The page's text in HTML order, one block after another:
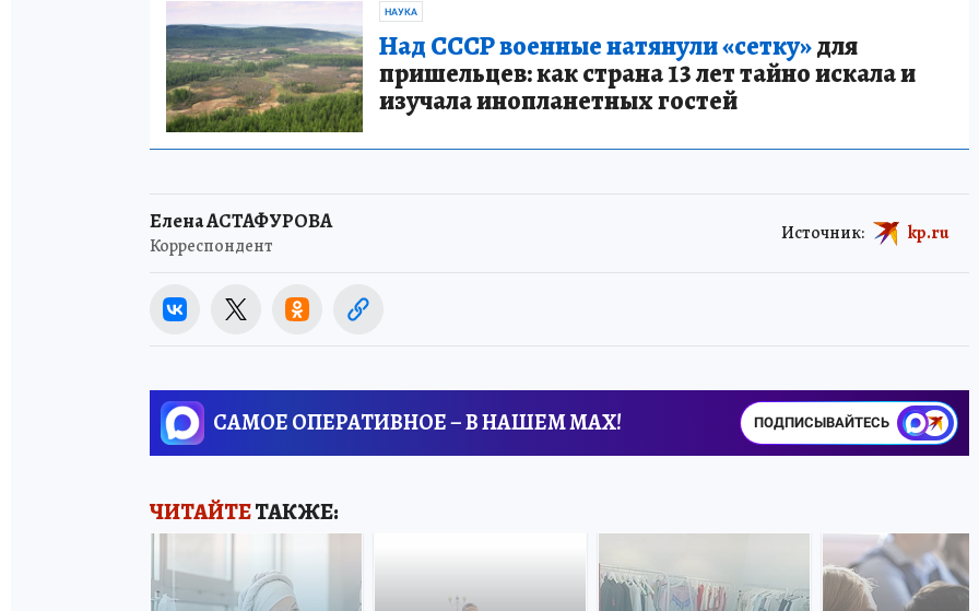
НАУКА
Над СССР военные натянули «сетку»для
пришельцев: как страна 13 лет тайно искала и
изучала инопланетных гостей
Елена АСТАФУРОВА
Корреспондент
Источник: kp.ru
САМОЕ ОПЕРАТИВНОЕ – В НАШЕМ MAX! ПОДПИСЫВАЙТЕСЬ
ЧИТАЙТЕТАКЖЕ: